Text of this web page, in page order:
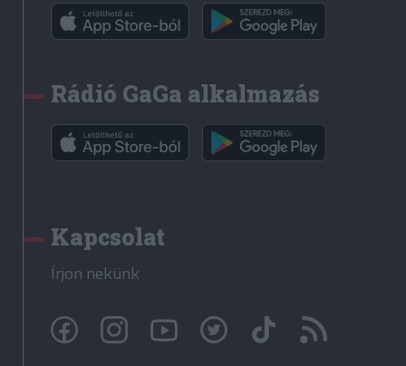
Rádió GaGa alkalmazás
Kapcsolat
Írjon nekünk